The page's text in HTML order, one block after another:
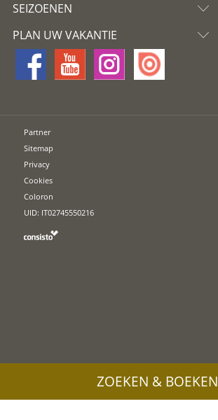
SEIZOENEN
PLAN UW VAKANTIE
Partner
Sitemap
Privacy
Cookies
Coloron
UID: IT02745550216
ZOEKEN & BOEKEN